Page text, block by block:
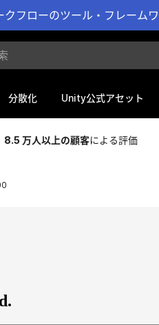
クフローのツール・フレーム
分散化 Unity公式アセット
8.5 万人以上の顧客による評価